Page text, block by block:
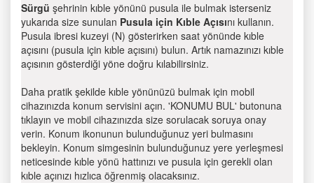
Sürgü şehrinin kıble yönünü pusula ile bulmak isterseniz
yukarıda size sunulan Pusula için Kıble Açısını kullanın.
Pusula ibresi kuzeyi (N) gösterirken saat yönünde kıble
açısını (pusula için kıble açısını) bulun. Artık namazınızı kıble
açısının gösterdiği yöne doğru kılabilirsiniz.
Daha pratik şekilde kıble yönünüzü bulmak için mobil
cihazınızda konum servisini açın. 'KONUMU BUL' butonuna
tıklayın ve mobil cihazınızda size sorulacak soruya onay
verin. Konum ikonunun bulunduğunuz yeri bulmasını
bekleyin. Konum simgesinin bulunduğunuz yere yerleşmesi
neticesinde kıble yönü hattınızı ve pusula için gerekli olan
kıble açınızı hızlıca öğrenmiş olacaksınız.